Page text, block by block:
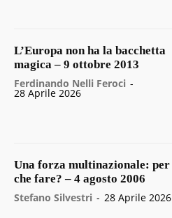
L’Europa non ha la bacchetta
magica – 9 ottobre 2013
Ferdinando Nelli Feroci -
28 Aprile 2026
Una forza multinazionale: per
che fare? – 4 agosto 2006
Stefano Silvestri - 28 Aprile 2026